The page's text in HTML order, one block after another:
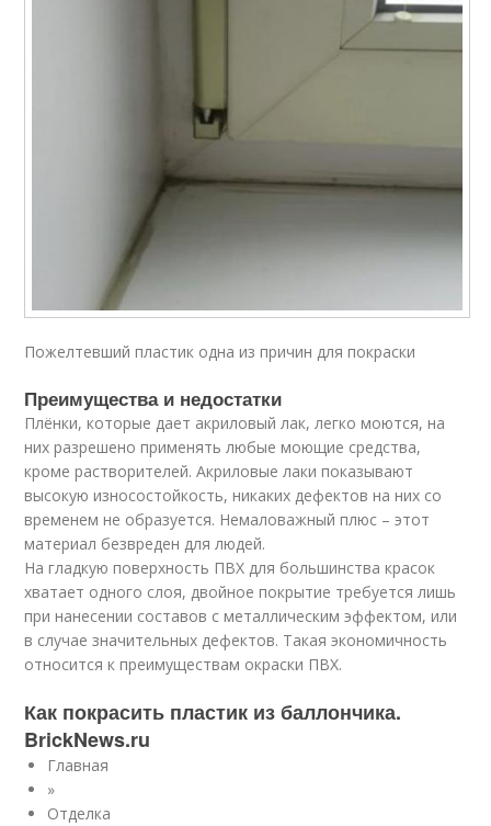
Пожелтевший пластик одна из причин для покраски
Преимущества и недостатки
Плёнки, которые дает акриловый лак, легко моются, на
них разрешено применять любые моющие средства,
кроме растворителей. Акриловые лаки показывают
высокую износостойкость, никаких дефектов на них со
временем не образуется. Немаловажный плюс – этот
материал безвреден для людей.
На гладкую поверхность ПВХ для большинства красок
хватает одного слоя, двойное покрытие требуется лишь
при нанесении составов с металлическим эффектом, или
в случае значительных дефектов. Такая экономичность
относится к преимуществам окраски ПВХ.
Как покрасить пластик из баллончика.
BrickNews.ru
Главная
»
Отделка